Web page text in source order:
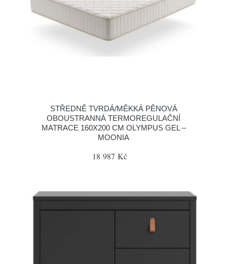
STŘEDNĚ TVRDÁ/MĚKKÁ PĚNOVÁ
OBOUSTRANNÁ TERMOREGULAČNÍ
MATRACE 160X200 CM OLYMPUS GEL –
MOONIA
18 987 Kč